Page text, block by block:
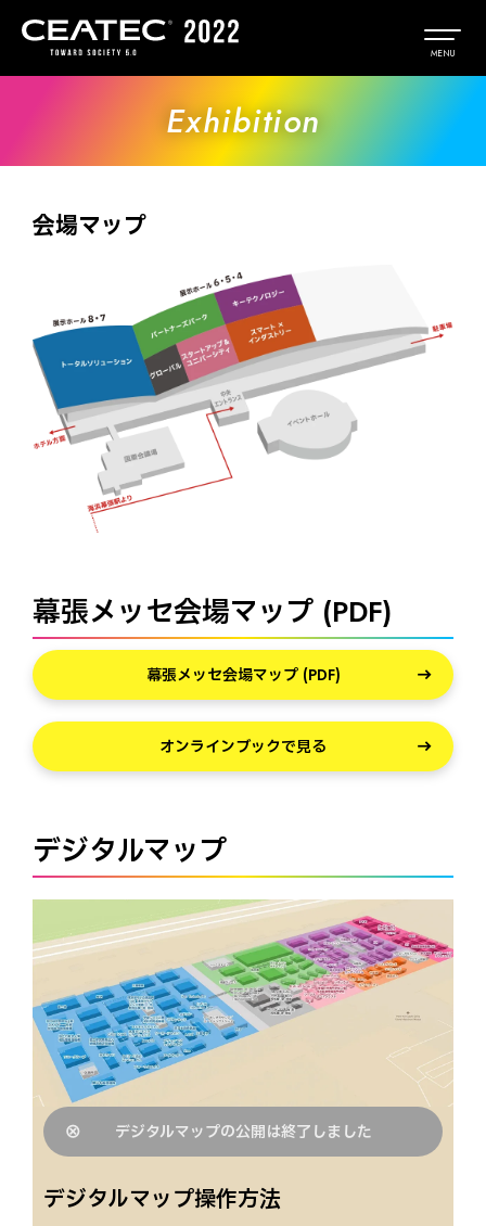
Exhibition
会場マップ
幕張メッセ会場マップ (PDF)
幕張メッセ会場マップ (PDF)
オンラインブックで見る
デジタルマップ
デジタルマップの公開は終了しました
デジタルマップ操作方法